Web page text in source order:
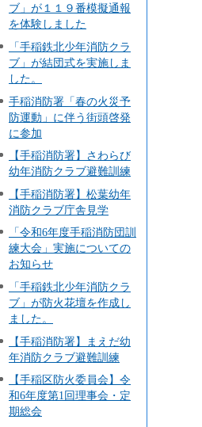
ブ」が１１９番模擬通報
を体験しました
「手稲鉄北少年消防クラ
ブ」が結団式を実施しま
した。
手稲消防署「春の火災予
防運動」に伴う街頭啓発
に参加
【手稲消防署】さわらび
幼年消防クラブ避難訓練
【手稲消防署】松葉幼年
消防クラブ庁舎見学
「令和6年度手稲消防団訓
練大会」実施についての
お知らせ
「手稲鉄北少年消防クラ
ブ」が防火花壇を作成し
ました。
【手稲消防署】まえだ幼
年消防クラブ避難訓練
【手稲区防火委員会】令
和6年度第1回理事会・定
期総会